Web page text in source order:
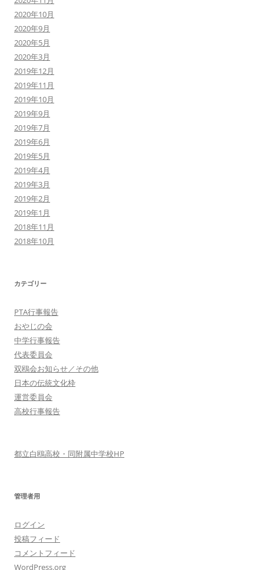
2020年10月
2020年9月
2020年5月
2020年3月
2019年12月
2019年11月
2019年10月
2019年9月
2019年7月
2019年6月
2019年5月
2019年4月
2019年3月
2019年2月
2019年1月
2018年11月
2018年10月
カテゴリー
PTA行事報告
おやじの会
中学行事報告
代表委員会
双鴎会お知らせ／その他
日本の伝統文化枠
運営委員会
高校行事報告
都立白鴎高校・同附属中学校HP
管理者用
ログイン
投稿フィード
コメントフィード
WordPress.org